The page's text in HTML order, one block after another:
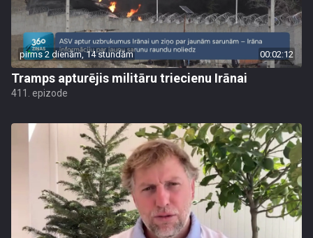
pirms 2 dienām, 14 stundām 00:02:12
Tramps apturējis militāru triecienu Irānai
411. epizode